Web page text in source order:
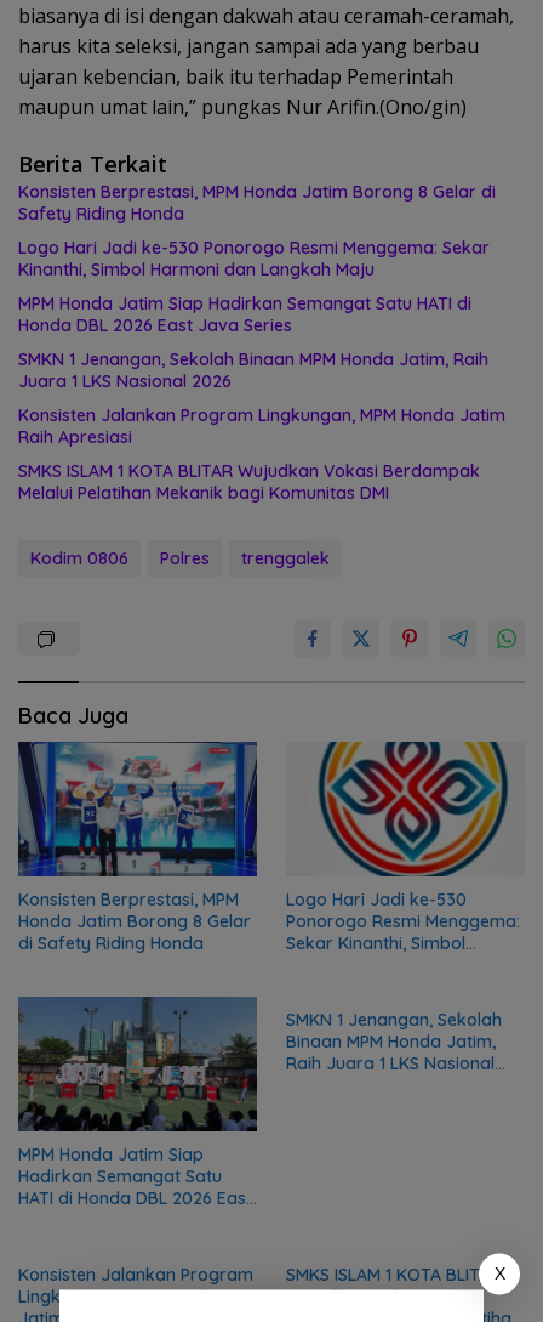
biasanya di isi dengan dakwah atau ceramah-ceramah,
harus kita seleksi, jangan sampai ada yang berbau
ujaran kebencian, baik itu terhadap Pemerintah
maupun umat lain,” pungkas Nur Arifin.(Ono/gin)
Berita Terkait
Konsisten Berprestasi, MPM Honda Jatim Borong 8 Gelar di
Safety Riding Honda
Logo Hari Jadi ke-530 Ponorogo Resmi Menggema: Sekar
Kinanthi, Simbol Harmoni dan Langkah Maju
MPM Honda Jatim Siap Hadirkan Semangat Satu HATI di
Honda DBL 2026 East Java Series
SMKN 1 Jenangan, Sekolah Binaan MPM Honda Jatim, Raih
Juara 1 LKS Nasional 2026
Konsisten Jalankan Program Lingkungan, MPM Honda Jatim
Raih Apresiasi
SMKS ISLAM 1 KOTA BLITAR Wujudkan Vokasi Berdampak
Melalui Pelatihan Mekanik bagi Komunitas DMI
Kodim 0806 Polres trenggalek
Baca Juga
Konsisten Berprestasi, MPM
Honda Jatim Borong 8 Gelar
di Safety Riding Honda
Logo Hari Jadi ke-530
Ponorogo Resmi Menggema:
Sekar Kinanthi, Simbol
MPM Honda Jatim Siap
Hadirkan Semangat Satu
HATI di Honda DBL 2026 East
SMKN 1 Jenangan, Sekolah
Binaan MPM Honda Jatim,
Raih Juara 1 LKS Nasional
Konsisten Jalankan Program
Lingkungan, MPM Honda
SMKS ISLAM 1 KOTA BLITAR
Wujudkan Vokasi
X